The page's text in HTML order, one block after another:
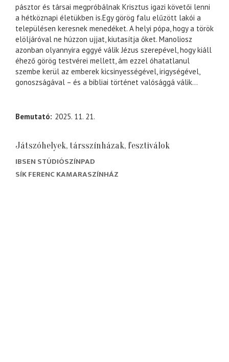
pásztor és társai megpróbálnak Krisztus igazi követői lenni
a hétköznapi életükben is.Egy görög falu elűzött lakói a
településen keresnek menedéket. A helyi pópa, hogy a török
elöljáróval ne húzzon ujjat, kiutasítja őket. Manoliosz
azonban olyannyira eggyé válik Jézus szerepével, hogy kiáll
éhező görög testvérei mellett, ám ezzel óhatatlanul
szembe kerül az emberek kicsinyességével, irigységével,
gonoszságával – és a bibliai történet valósággá válik…
Bemutató 2025. 11. 21.
Játszóhelyek, társszínházak, fesztiválok
IBSEN STÚDIÓSZÍNPAD
SÍK FERENC KAMARASZÍNHÁZ